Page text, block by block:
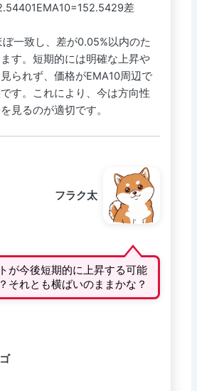
差
一致し、差が0.05%以内のた
す。短期的には明確な上昇や
られず、価格がEMA10周辺で
す。これにより、今は方向性
見るのが適切です。
フラク太
が今後短期的に上昇する可能
それとも横ばいのままかな？